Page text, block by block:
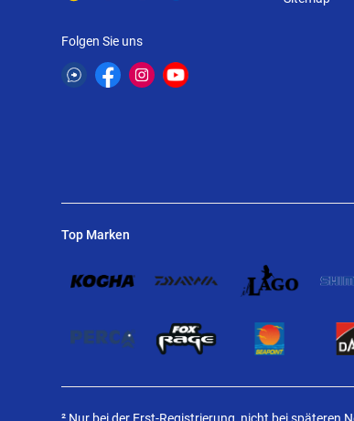
Folgen Sie uns
Top Marken
² Nur bei der Erst-Registrierung, nicht bei späteren